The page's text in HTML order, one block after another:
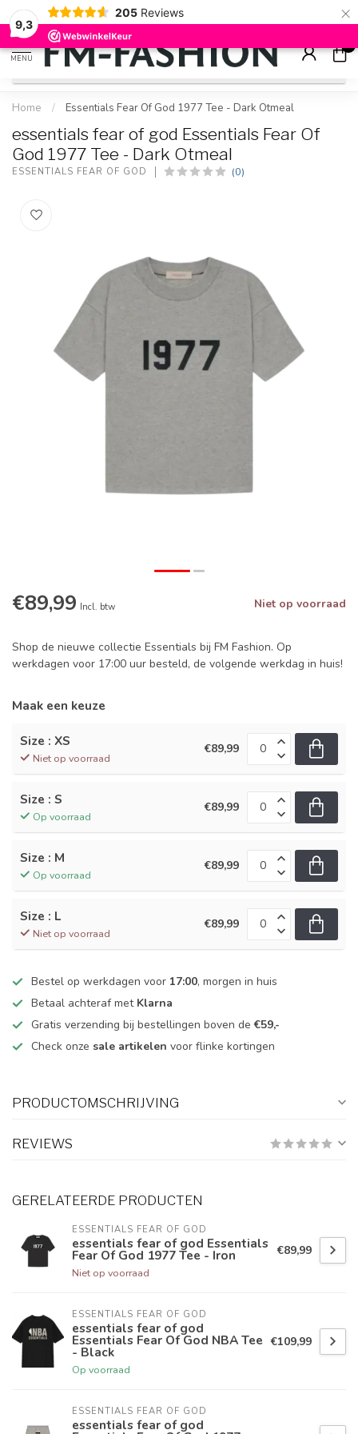
9,3
205 Reviews ×
Check onzesale artikelenvoor flinke kortingen
MENU
0
Home / Essentials Fear Of God 1977 Tee - Dark Otmeal
essentials fear of god Essentials Fear Of
God 1977 Tee - Dark Otmeal
ESSENTIALS FEAR OF GOD (0)
€89,99 Incl. btw Niet op voorraad
Shop de nieuwe collectie Essentials bij FM Fashion. Op
werkdagen voor 17:00 uur besteld, de volgende werkdag in huis!
Maak een keuze
Size : XS
Niet op voorraad
€89,99
Size : S
Op voorraad
€89,99
Size : M
Op voorraad
€89,99
Size : L
Niet op voorraad
€89,99
Bestel op werkdagen voor 17:00, morgen in huis
Betaal achteraf met Klarna
Gratis verzending bij bestellingen boven de€59,-
Check onze sale artikelen voor flinke kortingen
PRODUCTOMSCHRIJVING
REVIEWS
GERELATEERDE PRODUCTEN
ESSENTIALS FEAR OF GOD
essentials fear of god Essentials
Fear Of God 1977 Tee - Iron
Niet op voorraad
€89,99
ESSENTIALS FEAR OF GOD
essentials fear of god
Essentials Fear Of God NBA Tee
- Black
Op voorraad
€109,99
ESSENTIALS FEAR OF GOD
essentials fear of god